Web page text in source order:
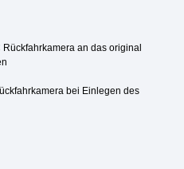
an das original
bei Einlegen des